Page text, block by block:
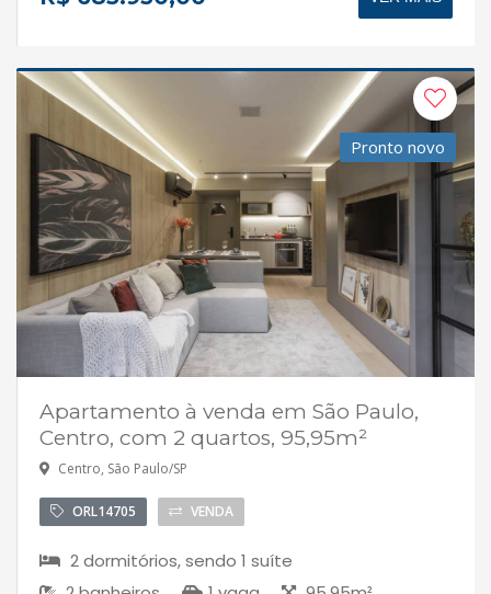
Pronto novo
Apartamento à venda em São Paulo,
Centro, com 2 quartos, 95,95m²
Centro, São Paulo/SP
ORL14705 VENDA
2 dormitórios, sendo 1 suíte